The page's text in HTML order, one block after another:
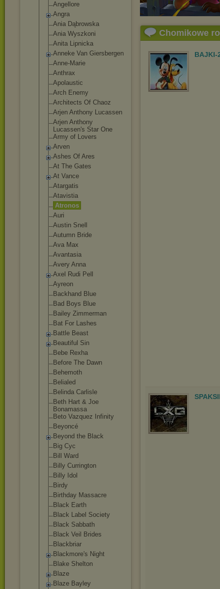
Angellore
Angra
Ania Dąbrowska
Ania Wyszkoni
Anita Lipnicka
Anneke Van Giersbergen
Anne-Marie
Anthrax
Apolaustic
Arch Enemy
Architects Of Chaoz
Arjen Anthony Lucassen
Arjen Anthony
Lucassen's Star One
Army of Lovers
Arven
Ashes Of Ares
At The Gates
At Vance
Atargatis
Atavistia
Atronos
Auri
Austin Snell
Autumn Bride
Ava Max
Avantasia
Avery Anna
Axel Rudi Pell
Ayreon
Backhand Blue
Bad Boys Blue
Bailey Zimmerman
Bat For Lashes
Battle Beast
Beautiful Sin
Bebe Rexha
Before The Dawn
Behemoth
Belialed
Belinda Carlisle
Beth Hart & Joe
Bonamassa
Beto Vazquez Infinity
Beyoncé
Beyond the Black
Big Cyc
Bill Ward
Billy Currington
Billy Idol
Birdy
Birthday Massacre
Black Earth
Black Label Society
Black Sabbath
Black Veil Brides
Blackbriar
Blackmore's Night
Blake Shelton
Blaze
Blaze Bayley
Chomikowe
BAJKI-